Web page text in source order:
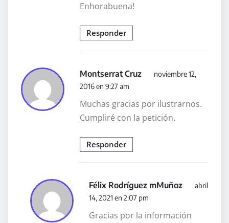
Enhorabuena!
Responder
Montserrat Cruz
noviembre 12,
2016 en 9:27 am
Muchas gracias por ilustrarnos.
Cumpliré con la petición.
Responder
Félix Rodríguez mMuñoz
abril
14, 2021 en 2:07 pm
Gracias por la información